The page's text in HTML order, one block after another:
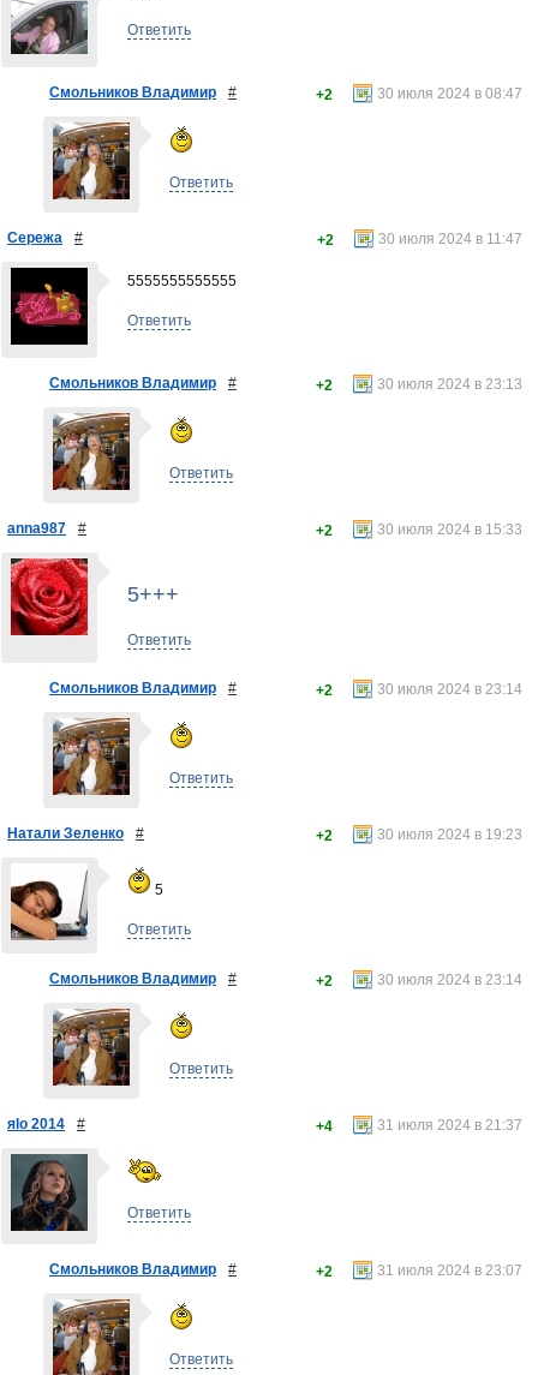
Ответить
Смольников Владимир # 30 июля 2024 в 08:47
+2
Ответить
Сережа # 30 июля 2024 в 11:47
+2
5555555555555
Ответить
Смольников Владимир # 30 июля 2024 в 23:13
+2
Ответить
anna987 # 30 июля 2024 в 15:33
+2
5+++
Ответить
Смольников Владимир # 30 июля 2024 в 23:14
+2
Ответить
Натали Зеленко # 30 июля 2024 в 19:23
+2
5
Ответить
Смольников Владимир # 30 июля 2024 в 23:14
+2
Ответить
яlo 2014 # 31 июля 2024 в 21:37
+4
Ответить
Смольников Владимир # 31 июля 2024 в 23:07
+2
Ответить